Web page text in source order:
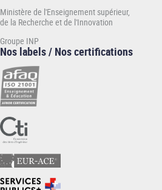
Ministère de l'Enseignement supérieur,
de la Recherche et de l'Innovation
Groupe INP
Nos labels / Nos certifications